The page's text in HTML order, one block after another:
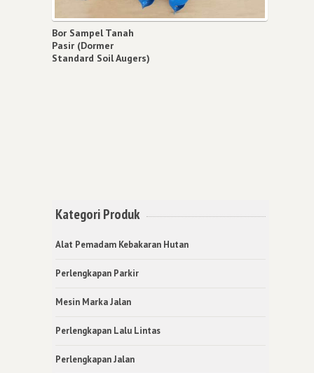
Bor Sampel Tanah
Pasir (Dormer
Standard Soil Augers)
Kategori Produk
Alat Pemadam Kebakaran Hutan
Perlengkapan Parkir
Mesin Marka Jalan
Perlengkapan Lalu Lintas
Perlengkapan Jalan